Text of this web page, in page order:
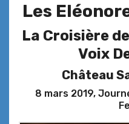
Les
La Croisière
Voix
Château
8 mars 2019,